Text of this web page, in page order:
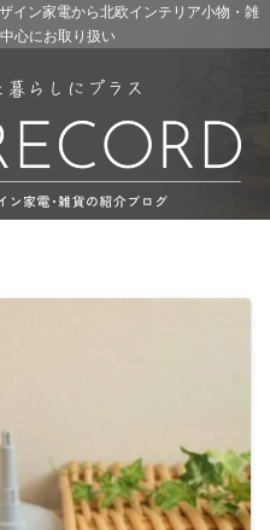
イン家電から北欧インテリア小物・雑
心にお取り扱い